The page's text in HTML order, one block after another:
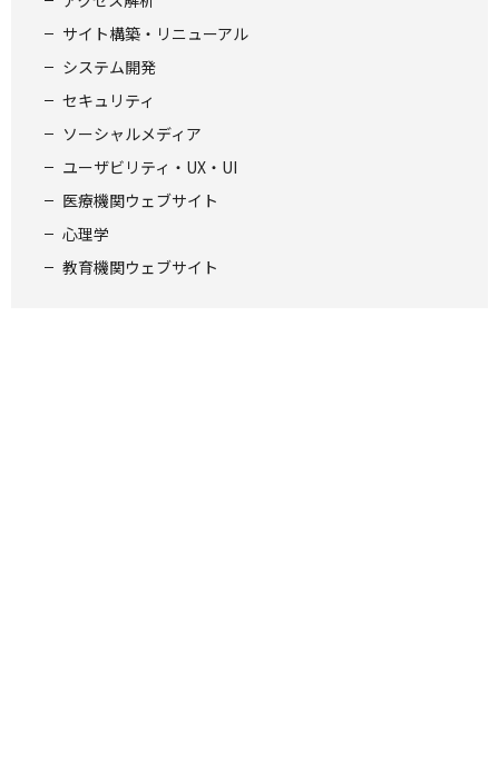
サイト構築・リニューアル
システム開発
セキュリティ
ソーシャルメディア
ユーザビリティ・UX・UI
医療機関ウェブサイト
心理学
教育機関ウェブサイト